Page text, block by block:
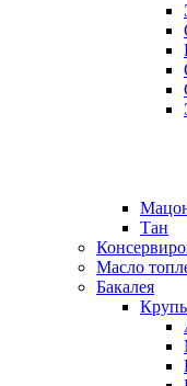
Тан
Масло
Бакалея